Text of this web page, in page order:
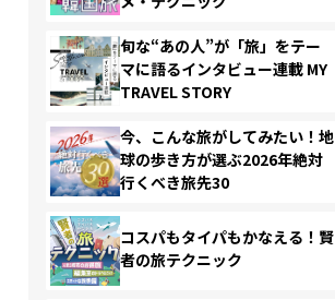
旬な“あの人”が「旅」をテー
マに語るインタビュー連載 MY
TRAVEL STORY
今、こんな旅がしてみたい！地
球の歩き方が選ぶ2026年絶対
行くべき旅先30
コスパもタイパもかなえる！賢
者の旅テクニック